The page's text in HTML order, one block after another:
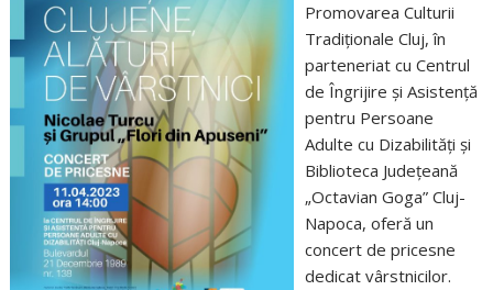
Promovarea Culturii
Tradiţionale Cluj, în
parteneriat cu Centrul
de Îngrijire și Asistență
pentru Persoane
Adulte cu Dizabilități și
Biblioteca Județeană
„Octavian Goga” Cluj-
Napoca, oferă un
concert de pricesne
dedicat vârstnicilor.